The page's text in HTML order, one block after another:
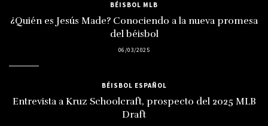
BÉISBOL MLB
¿Quién es Jesús Made? Conociendo a la nueva promesa
del béisbol
06/03/2025
BÉISBOL ESPAÑOL
Entrevista a Kruz Schoolcraft, prospecto del 2025 MLB
Draft